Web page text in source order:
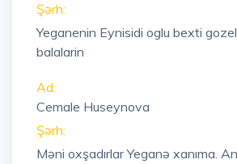
Şərh:
Yeganenin Eynisidi oglu bexti
balalarin
Ad:
Cemale Huseynova
Şərh:
Məni oxşadırlar Yeganə xanıma.